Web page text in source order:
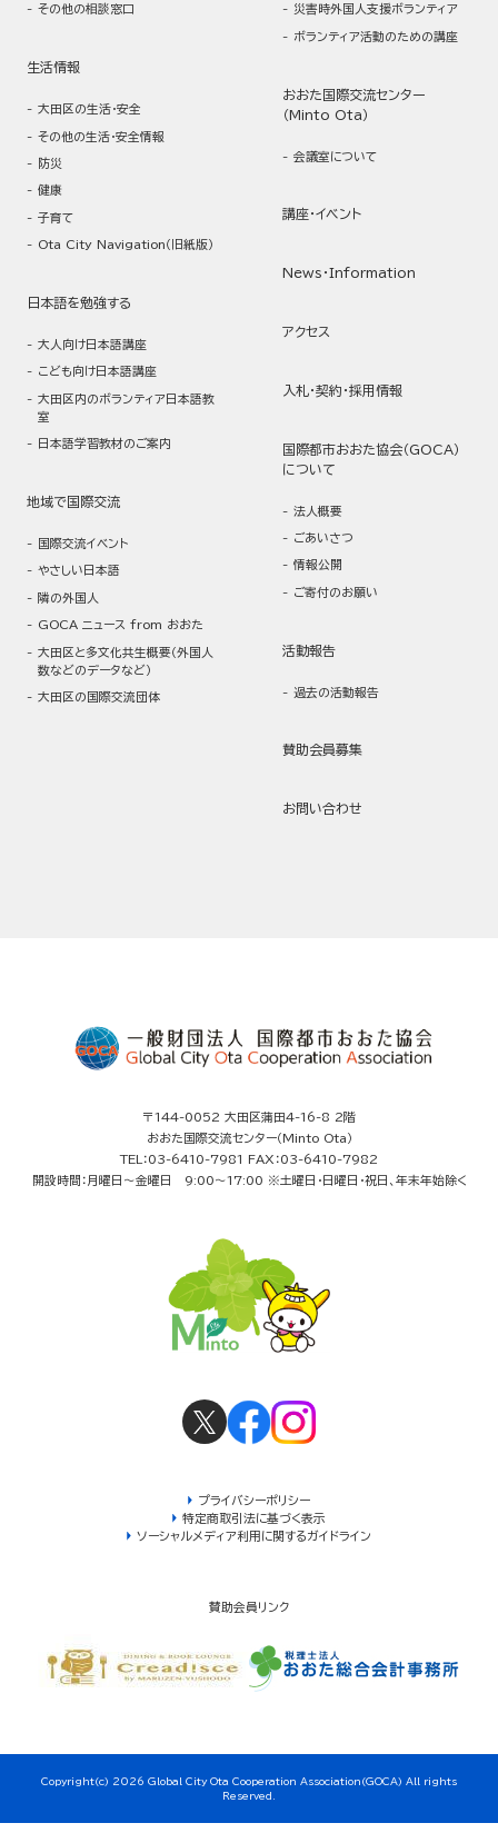
その他の相談窓口
生活情報
大田区の生活・安全
その他の生活・安全情報
防災
健康
子育て
Ota City Navigation（旧紙版）
日本語を勉強する
大人向け日本語講座
こども向け日本語講座
大田区内のボランティア日本語教
室
日本語学習教材のご案内
地域で国際交流
国際交流イベント
やさしい日本語
隣の外国人
GOCA ニュース from おおた
大田区と多文化共生概要（外国人
数などのデータなど）
大田区の国際交流団体
災害時外国人支援ボランティア
ボランティア活動のための講座
おおた国際交流センター
（Minto Ota）
会議室について
講座・イベント
News・Information
アクセス
入札・契約・採用情報
国際都市おおた協会（GOCA）
について
法人概要
ごあいさつ
情報公開
ご寄付のお願い
活動報告
過去の活動報告
賛助会員募集
お問い合わせ
〒144-0052 大田区蒲田4-16-8 2階
おおた国際交流センター（Minto Ota）
TEL：03-6410-7981 FAX：03-6410-7982
開設時間：月曜日～金曜日 9:00～17:00 ※土曜日・日曜日・祝日、年末年始除く
プライバシーポリシー
特定商取引法に基づく表示
ソーシャルメディア利用に関するガイドライン
賛助会員リンク
Copyright(c) 2026 Global City Ota Cooperation Association(GOCA) All rights
Reserved.